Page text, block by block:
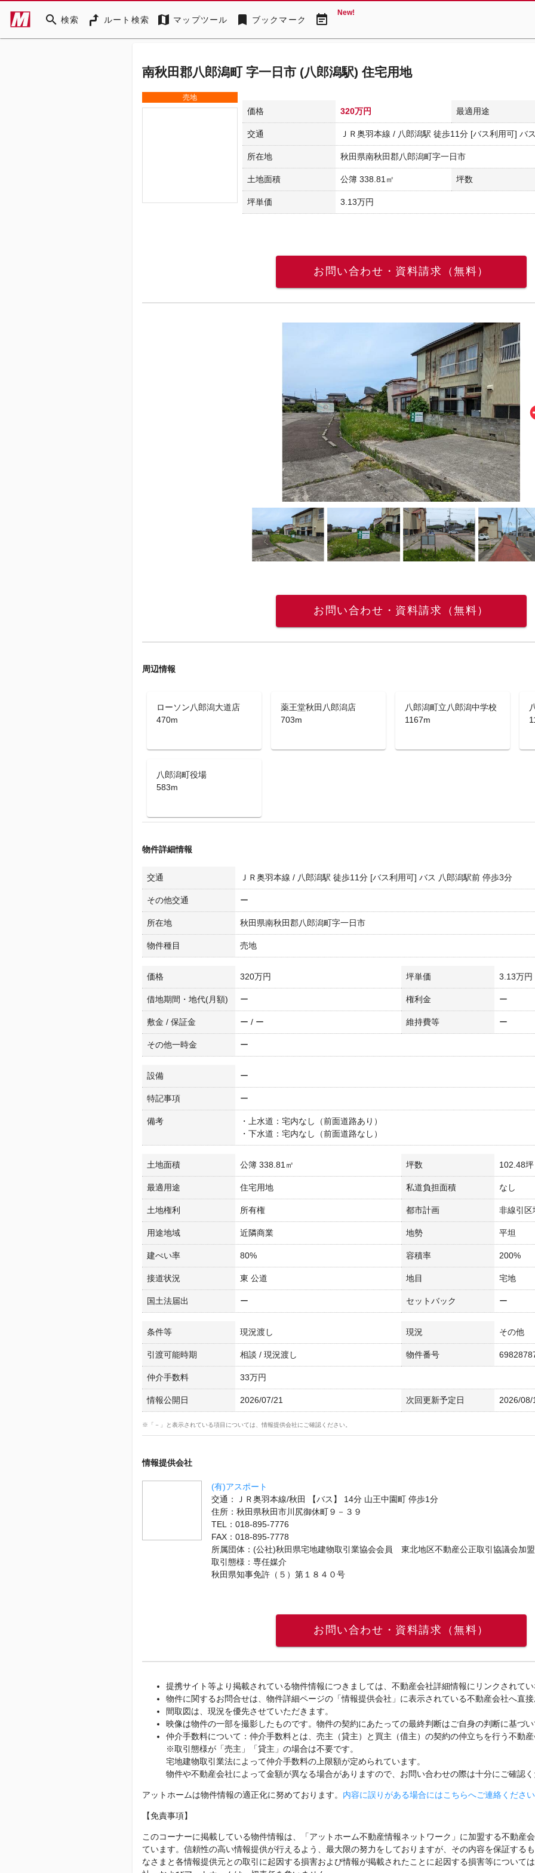
search 検索 ルート検索 map マップツール bookmark ブックマーク event_note New!
南秋田郡八郎潟町 字一日市 (八郎潟駅) 住宅用地
売地
価格 320万円 最適用途
交通 ＪＲ奥羽本線 / 八郎潟駅 徒歩11分 [バス利用可] バ
所在地 秋田県南秋田郡八郎潟町字一日市
土地面積 公簿 338.81㎡ 坪数
坪単価 3.13万円
お問い合わせ・資料請求（無料）
お問い合わせ・資料請求（無料）
周辺情報
ローソン八郎潟大道店
470m
薬王堂秋田八郎潟店
703m
八郎潟町立八郎潟中学校
1167m
八郎潟町役場
583m
物件詳細情報
交通 ＪＲ奥羽本線 / 八郎潟駅 徒歩11分 [バス利用可] バス 八郎潟駅前 停歩3分
その他交通 ー
所在地 秋田県南秋田郡八郎潟町字一日市
物件種目 売地
価格 320万円 坪単価 3.13万円
借地期間・地代(月額) ー 権利金 ー
敷金 / 保証金 ー / ー 維持費等 ー
その他一時金 ー
設備 ー
特記事項 ー
備考
・上水道：宅内なし（前面道路あり）
・下水道：宅内なし（前面道路なし）
土地面積 公簿 338.81㎡ 坪数 102.48坪
最適用途 住宅用地 私道負担面積 なし
土地権利 所有権 都市計画 非線引区
用途地域 近隣商業 地勢 平坦
建ぺい率 80% 容積率 200%
接道状況 東 公道 地目 宅地
国土法届出 ー セットバック ー
条件等 現況渡し 現況 その他
引渡可能時期 相談 / 現況渡し 物件番号
仲介手数料 33万円
情報公開日 2026/07/21 次回更新予定日 2026/08/
※「－」と表示されている項目については、情報提供会社にご確認ください。
情報提供会社
(有)アスポート
交通：ＪＲ奥羽本線/秋田 【バス】 14分 山王中園町 停歩1分
住所：秋田県秋田市川尻御休町９－３９
TEL：018-895-7776
FAX：018-895-7778
所属団体：(公社)秋田県宅地建物取引業協会会員 東北地区不動産公正取引協議会加盟
取引態様：専任媒介
秋田県知事免許（５）第１８４０号
お問い合わせ・資料請求（無料）
提携サイト等より掲載されている物件情報につきましては、不動産会社詳細情報にリンクされて
物件に関するお問合せは、物件詳細ページの「情報提供会社」に表示されている不動産会社へ直
間取図は、現況を優先させていただきます。
映像は物件の一部を撮影したものです。物件の契約にあたっての最終判断はご自身の判断に基づ
仲介手数料について：仲介手数料とは、売主（貸主）と買主（借主）の契約の仲立ちを行う不動
※取引態様が「売主」「貸主」の場合は不要です。
宅地建物取引業法によって仲介手数料の上限額が定められています。
物件や不動産会社によって金額が異なる場合がありますので、お問い合わせの際は十分にご確認
アットホームは物件情報の適正化に努めております。 内容に誤りがある場合にはこちらへご連絡くださ
【免責事項】
このコーナーに掲載している物件情報は、「アットホーム不動産情報ネットワーク」に加盟する不動産
ています。信頼性の高い情報提供が行えるよう、最大限の努力をしておりますが、その内容を保証する
なさまと各情報提供元との取引に起因する損害および情報が掲載されたことに起因する損害等について